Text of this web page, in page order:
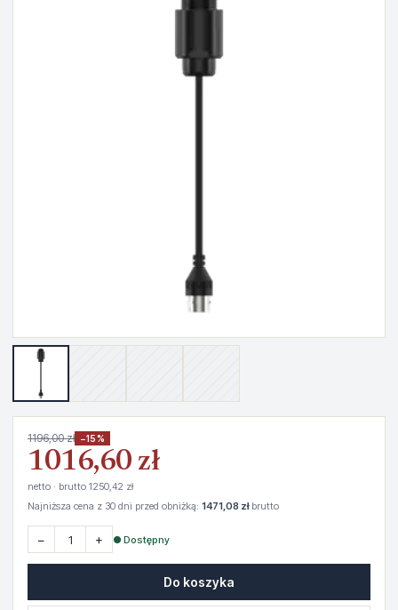
1196,00 zł −15%
1016,60 zł
netto · brutto 1250,42 zł
Najniższa cena z 30 dni przed obniżką: 1471,08 złbrutto
− + ● Dostępny
Do koszyka